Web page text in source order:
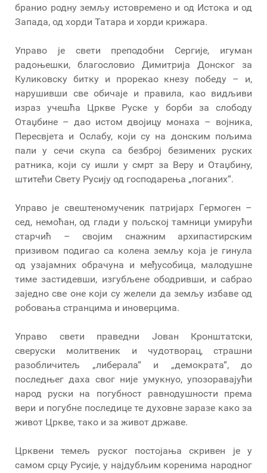
бранио родну земљу истовремено и од Истока и од
Запада, од хорди Татара и хорди крижара.
Управо је свети преподобни Сергије, игуман
радоњешки, благословио Димитрија Донског за
Куликовску битку и прорекао кнезу победу – и,
нарушивши све обичаје и правила, као видљиви
израз учешћа Цркве Руске у борби за слободу
Отаџбине – дао истом двојицу монаха – војника,
Пересвјета и Ослабу, који су на донским пољима
пали у сечи скупа са безброј безимених руских
ратника, који су ишли у смрт за Веру и Отаџбину,
штитећи Свету Русију од господарења „поганих“.
Управо је свештеномученик патријарх Гермоген –
сед, немоћан, од глади у пољској тамници умирући
старчић – својим снажним архипастирским
призивом подигао са колена земљу која је гинула
од узајамних обрачуна и међусобица, малодушне
тиме застидевши, изгубљене ободривши, и сабрао
заједно све оне који су желели да земљу избаве од
робовања странцима и иноверцима.
Управо свети праведни Јован Кронштатски,
сверуски молитвеник и чудотворац, страшни
разобличитељ „либерала“ и „демократа“, до
последњег даха свог није умукнуо, упозоравајући
народ руски на погубност равнодушности према
вери и погубне последице те духовне заразе како за
живот Цркве, тако и за живот државе.
Црквени темељ руског постојања скривен је у
самом срцу Русије, у најдубљим коренима народног